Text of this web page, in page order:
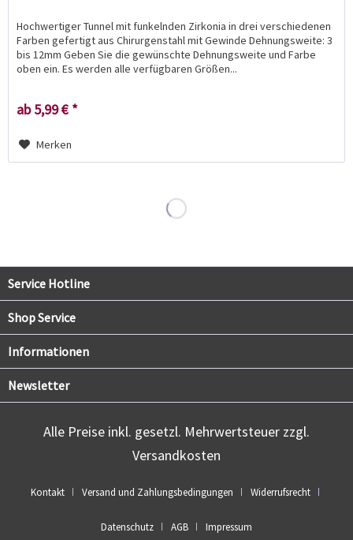
Hochwertiger Tunnel mit funkelnden Zirkonia in drei verschiedenen
Farben gefertigt aus Chirurgenstahl mit Gewinde Dehnungsweite: 3
bis 12mm Geben Sie die gewünschte Dehnungsweite und Farbe
oben ein. Es werden alle verfügbaren Größen...
ab 5,99 € *
Merken
Service Hotline
Shop Service
Informationen
Newsletter
Alle Preise inkl. gesetzl. Mehrwertsteuer zzgl.
Versandkosten
Kontakt Versand und Zahlungsbedingungen Widerrufsrecht
Datenschutz AGB Impressum